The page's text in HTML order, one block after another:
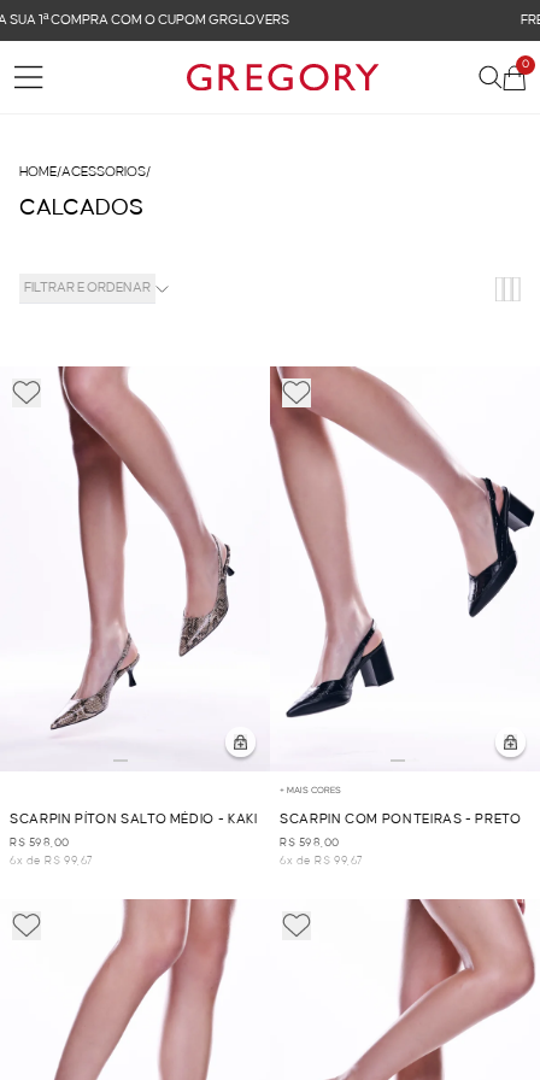
FRETE GRÁTIS NAS COMPRAS ACIMA DE R$ 899
0
HOME/ACESSORIOS/
CALCADOS
FILTRAR E ORDENAR
SCARPIN PÍTON SALTO MÉDIO - KAKI
R$ 598,00
6x de R$ 99,67
+ MAIS CORES
SCARPIN COM PONTEIRAS - PRETO
R$ 598,00
6x de R$ 99,67